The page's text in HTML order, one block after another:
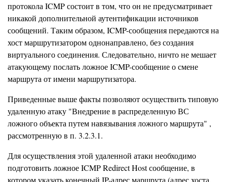
протокола ICMP состоит в том, что он не предусматривает
никакой дополнительной аутентификации источников
сообщений. Таким образом, ICMP-сообщения передаются на
хост маршрутизатором однонаправлено, без создания
виртуального соединения. Следовательно, ничто не мешает
атакующему послать ложное ICMP-сообщение о смене
маршрута от имени маршрутизатора.
Приведенные выше факты позволяют осуществить типовую
удаленную атаку "Внедрение в распределенную ВС
ложного объекта путем навязывания ложного маршрута" ,
рассмотренную в п. 3.2.3.1.
Для осуществления этой удаленной атаки необходимо
подготовить ложное ICMP Redirect Host сообщение, в
котором указать конечный IP-адрес маршрута (адрес хоста,